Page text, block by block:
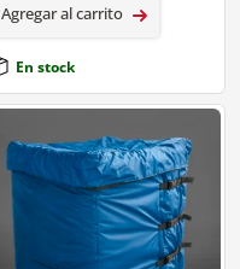
Agregar al carrito
En stock